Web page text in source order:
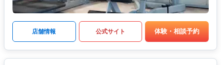
店舗情報 公式サイト 体験・相談予約